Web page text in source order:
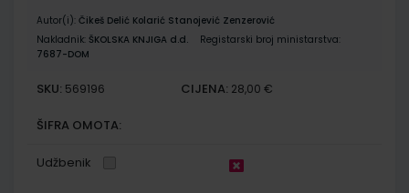
Autor(i): Čikeš Delić Kolarić Stanojević Zenzerović
Nakladnik: ŠKOLSKA KNJIGA d.d.
Registarski broj ministarstva:
7687-DOM
SKU: 569196 CIJENA: 28,00 €
ŠIFRA OMOTA:
Udžbenik